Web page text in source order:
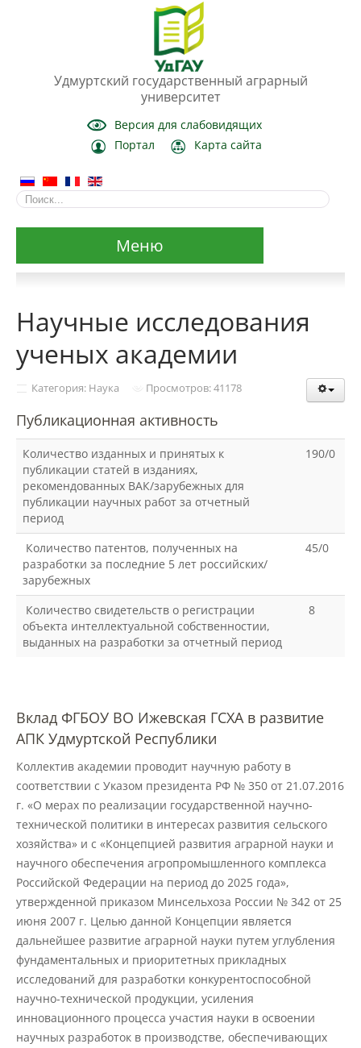
Удмуртский государственный аграрный
университет
Версия для слабовидящих
Портал
Карта сайта
Меню
Основные сведения
Структура и органы управления
образовательной организацией
Документы
Образовательные стандарты и
требования
Образование
Руководство
Материально-техническое
обеспечение и оснащенность
Стипендии и меры поддержки
обучающихся
Платные образовательные услуги
Финансово-хозяйственная
деятельность
Вакантные места для приёма
(перевода) обучающихся
Научные исследования
ученых академии
Категория: Наука Просмотров: 41178
Публикационная активность
Количество изданных и принятых к
публикации статей в изданиях,
рекомендованных ВАК/зарубежных для
публикации научных работ за отчетный
период
190/0
Количество патентов, полученных на
разработки за последние 5 лет российских/
зарубежных
45/0
Количество свидетельств о регистрации
объекта интеллектуальной собственностии,
выданных на разработки за отчетный период
8
Вклад ФГБОУ ВО Ижевская ГСХА в развитие
АПК Удмуртской Республики
Коллектив академии проводит научную работу в
соответствии с Указом президента РФ № 350 от 21.07.2016
г. «О мерах по реализации государственной научно-
технической политики в интересах развития сельского
хозяйства» и с «Концепцией развития аграрной науки и
научного обеспечения агропромышленного комплекса
Российской Федерации на период до 2025 года»,
утвержденной приказом Минсельхоза России № 342 от 25
июня 2007 г. Целью данной Концепции является
дальнейшее развитие аграрной науки путем углубления
фундаментальных и приоритетных прикладных
исследований для разработки конкурентоспособной
научно-технической продукции, усиления
инновационного процесса участия науки в освоении
научных разработок в производстве, обеспечивающих